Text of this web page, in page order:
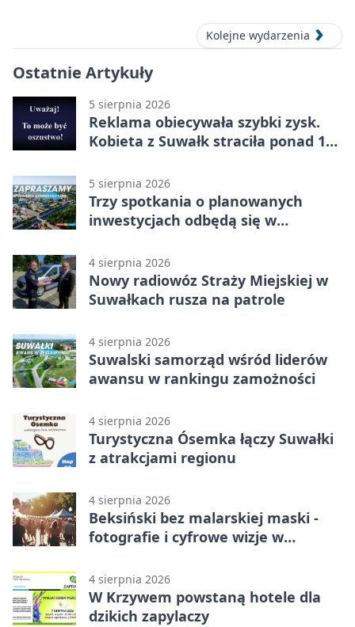
Kolejne wydarzenia
Ostatnie Artykuły
5 sierpnia 2026
Reklama obiecywała szybki zysk.
Kobieta z Suwałk straciła ponad 190
5 sierpnia 2026
Trzy spotkania o planowanych
inwestycjach odbędą się w
4 sierpnia 2026
Nowy radiowóz Straży Miejskiej w
Suwałkach rusza na patrole
4 sierpnia 2026
Suwalski samorząd wśród liderów
awansu w rankingu zamożności
4 sierpnia 2026
Turystyczna Ósemka łączy Suwałki
z atrakcjami regionu
4 sierpnia 2026
Beksiński bez malarskiej maski -
fotografie i cyfrowe wizje w
4 sierpnia 2026
W Krzywem powstaną hotele dla
dzikich zapylaczy